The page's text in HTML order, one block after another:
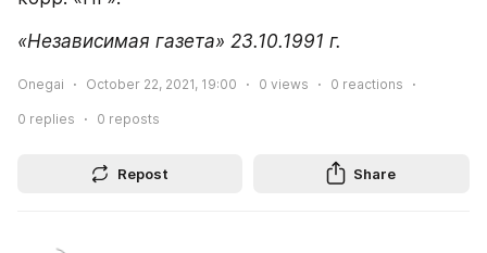
«Независимая газета» 23.10.1991 г.
Onegai October 22, 2021, 19:00 0 views 0 reactions
0 replies 0 reposts
Repost Share